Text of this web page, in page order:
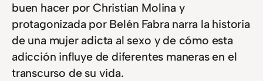
buen hacer por Christian Molina y
protagonizada por Belén Fabra narra la historia
de una mujer adicta al sexo y de cómo esta
adicción influye de diferentes maneras en el
transcurso de su vida.